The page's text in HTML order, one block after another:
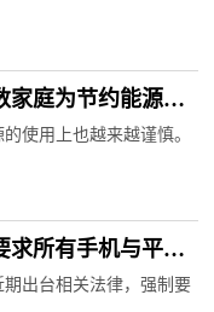
家庭为节约能源开
使用上也越来越谨慎。
求所有手机与平板
出台相关法律，强制要